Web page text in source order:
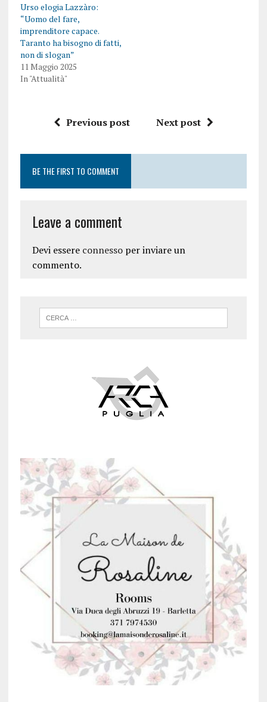
Urso elogia Lazzàro:
“Uomo del fare,
imprenditore capace.
Taranto ha bisogno di fatti,
non di slogan”
11 Maggio 2025
In "Attualità"
Previous post Next post
BE THE FIRST TO COMMENT
Leave a comment
Devi essere connessoper inviare un
commento.